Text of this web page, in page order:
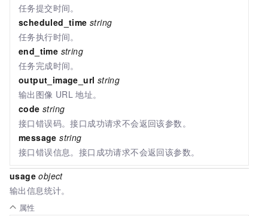
任务提交时间。
scheduled_time string
任务执行时间。
end_time string
任务完成时间。
output_image_url string
输出图像 URL 地址。
code string
接口错误码。接口成功请求不会返回该参数。
messagestring
接口错误信息。接口成功请求不会返回该参数。
usageobject
输出信息统计。
属性